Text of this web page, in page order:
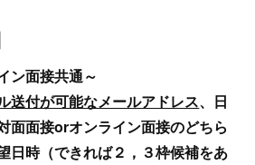
ン面接共通～
送付が可能なメールアドレス、日
面面接orオンライン面接のどちら
日時（できれば２，３枠候補をあ